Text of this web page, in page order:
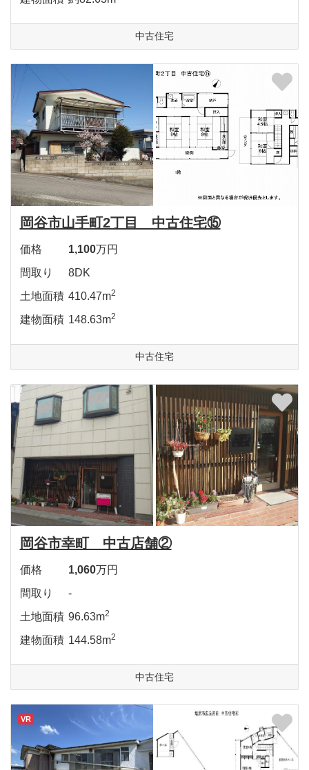
中古住宅
岡谷市山手町2丁目 中古住宅⑮
価格 1,100万円
間取り
8DK
土地面積 410.47m2
建物面積 148.63m2
中古住宅
岡谷市幸町 中古店舗②
価格 1,060万円
間取り
-
土地面積 96.63m2
建物面積 144.58m2
中古住宅
VR